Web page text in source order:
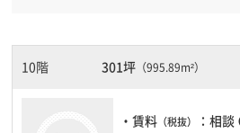
対策を検討されている方にオススメで
なりますので自由に出入りが出来ます。
10階 301坪 （995.89m²）
・賃料 （税抜） ：相談